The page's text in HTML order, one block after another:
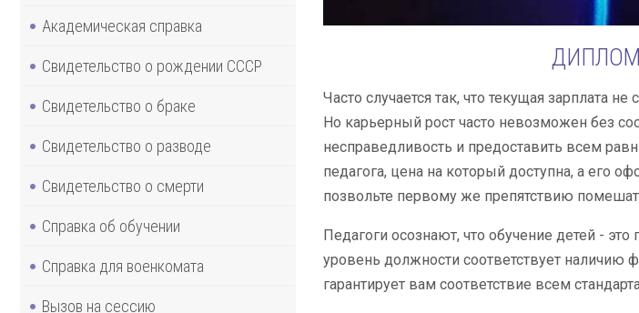
Академическая справка
Свидетельство о рождении СССР
Свидетельство о браке
Свидетельство о разводе
Свидетельство о смерти
Справка об обучении
Справка для военкомата
Вызов на сессию
ДИПЛОМ
Часто случается так, что текущая зарплата
Но карьерный рост часто невозможен без
несправедливость и предоставить всем
педагога, цена на который доступна, а его
позвольте первому же препятствию
Педагоги осознают, что обучение детей -
уровень должности соответствует наличию
гарантирует вам соответствие всем